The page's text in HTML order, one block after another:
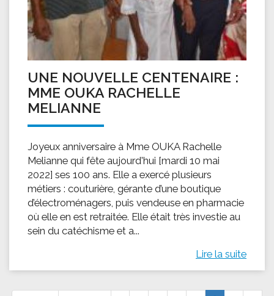
UNE NOUVELLE CENTENAIRE :
MME OUKA RACHELLE
MELIANNE
Joyeux anniversaire à Mme OUKA Rachelle
Melianne qui fête aujourd'hui [mardi 10 mai
2022] ses 100 ans. Elle a exercé plusieurs
métiers : couturière, gérante d’une boutique
d’électroménagers, puis vendeuse en pharmacie
où elle en est retraitée. Elle était très investie au
sein du catéchisme et a...
Lire la suite